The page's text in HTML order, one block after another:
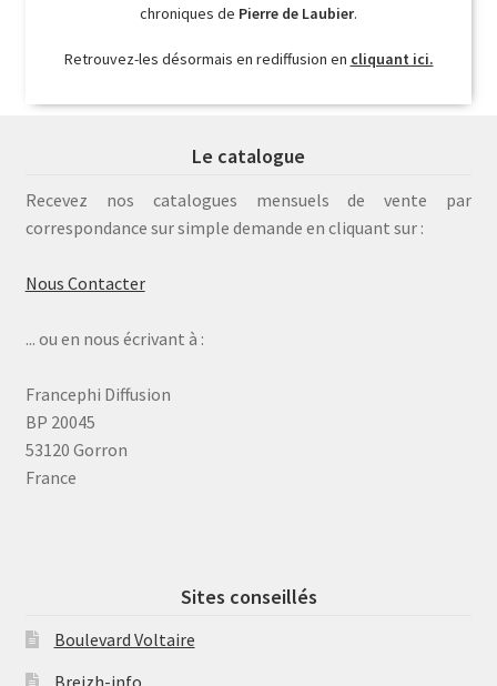
chroniques de Pierre de Laubier.
Retrouvez-les désormais en rediffusion en cliquant ici.
Le catalogue
Recevez nos catalogues mensuels de vente par
correspondance sur simple demande en cliquant sur :
Nous Contacter
... ou en nous écrivant à :
Francephi Diffusion
BP 20045
53120 Gorron
France
Sites conseillés
Boulevard Voltaire